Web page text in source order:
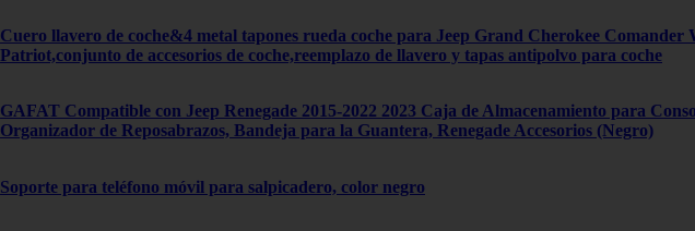
Cuero llavero de coche&4 metal tapones rueda coche para Jeep Grand Cherokee Comander
Patriot,conjunto de accesorios de coche,reemplazo de llavero y tapas antipolvo para coche
GAFAT Compatible con Jeep Renegade 2015-2022 2023 Caja de Almacenamiento para
Organizador de Reposabrazos, Bandeja para la Guantera, Renegade Accesorios (Negro)
Soporte para teléfono móvil para salpicadero, color negro